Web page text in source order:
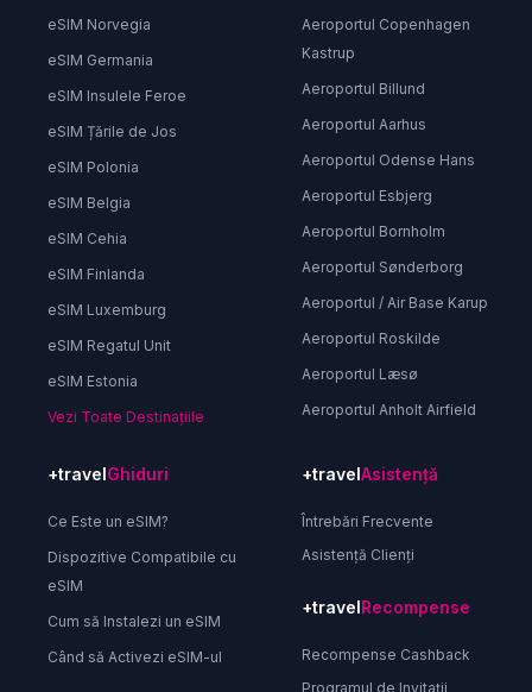
eSIM Norvegia
eSIM Germania
eSIM Insulele Feroe
eSIM Țările de Jos
eSIM Polonia
eSIM Belgia
eSIM Cehia
eSIM Finlanda
eSIM Luxemburg
eSIM Regatul Unit
eSIM Estonia
Vezi Toate Destinațiile
Aeroportul Copenhagen
Kastrup
Aeroportul Billund
Aeroportul Aarhus
Aeroportul Odense Hans
Aeroportul Esbjerg
Aeroportul Bornholm
Aeroportul Sønderborg
Aeroportul / Air Base Karup
Aeroportul Roskilde
Aeroportul Læsø
Aeroportul Anholt Airfield
+travelGhiduri
Ce Este un eSIM?
Dispozitive Compatibile cu
eSIM
Cum să Instalezi un eSIM
Când să Activezi eSIM-ul
+travelAsistență
Întrebări Frecvente
Asistență Clienți
+travelRecompense
Recompense Cashback
Programul de Invitații